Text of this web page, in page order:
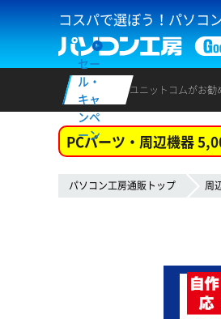
コスパで選ぼう！パソコ
セー
ル・
キャ
ンペ
ーン
ユニットコムがお勧
PCパーツ・周辺機器
パソコン工房通販トップ 周